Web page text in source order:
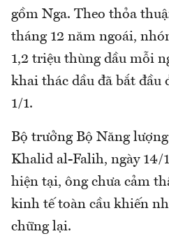
gồm Nga. Theo thỏa
tháng 12 năm ngoái,
1,2 triệu thùng dầu mỗi
khai thác dầu đã bắt đầu
1/1.
Bộ trưởng Bộ Năng
Khalid al-Falih, ngày 14/
hiện tại, ông chưa cảm
kinh tế toàn cầu khiến
chững lại.